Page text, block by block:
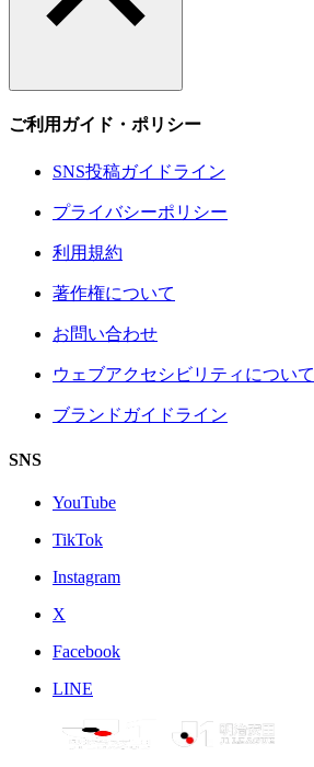
ご利用ガイド・ポリシー
SNS投稿ガイドライン
プライバシーポリシー
利用規約
著作権について
お問い合わせ
ウェブアクセシビリティについて
ブランドガイドライン
SNS
YouTube
TikTok
Instagram
X
Facebook
LINE